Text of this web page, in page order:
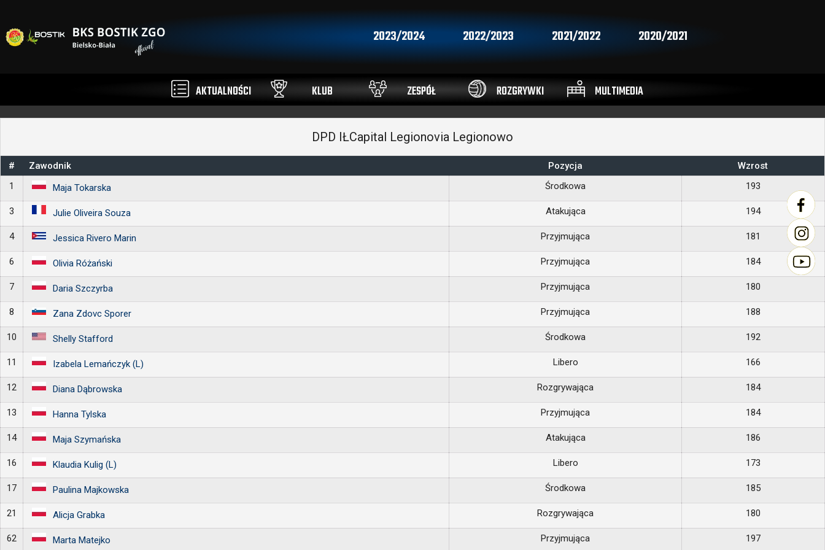
2023/2024 2022/2023 2021/2022 2020/2021
AKTUALNOŚCI KLUB ZESPÓŁ ROZGRYWKI MULTIMEDIA
DPD IŁCapital Legionovia Legionowo
# Zawodnik Pozycja
Wzrost
1
Maja Tokarska Środkowa 193
3 Julie Oliveira Souza Atakująca 194
4 Jessica Rivero Marin Przyjmująca 181
6 Olivia Różański Przyjmująca 184
7 Daria Szczyrba Przyjmująca 180
8 Zana Zdovc Sporer Przyjmująca 188
10 Shelly Stafford Środkowa 192
11 Izabela Lemańczyk (L) Libero 166
12 Diana Dąbrowska Rozgrywająca 184
13 Hanna Tylska Przyjmująca 184
14 Maja Szymańska Atakująca 186
16 Klaudia Kulig (L) Libero 173
17 Paulina Majkowska Środkowa 185
21 Alicja Grabka Rozgrywająca 180
62 Marta Matejko Przyjmująca 197